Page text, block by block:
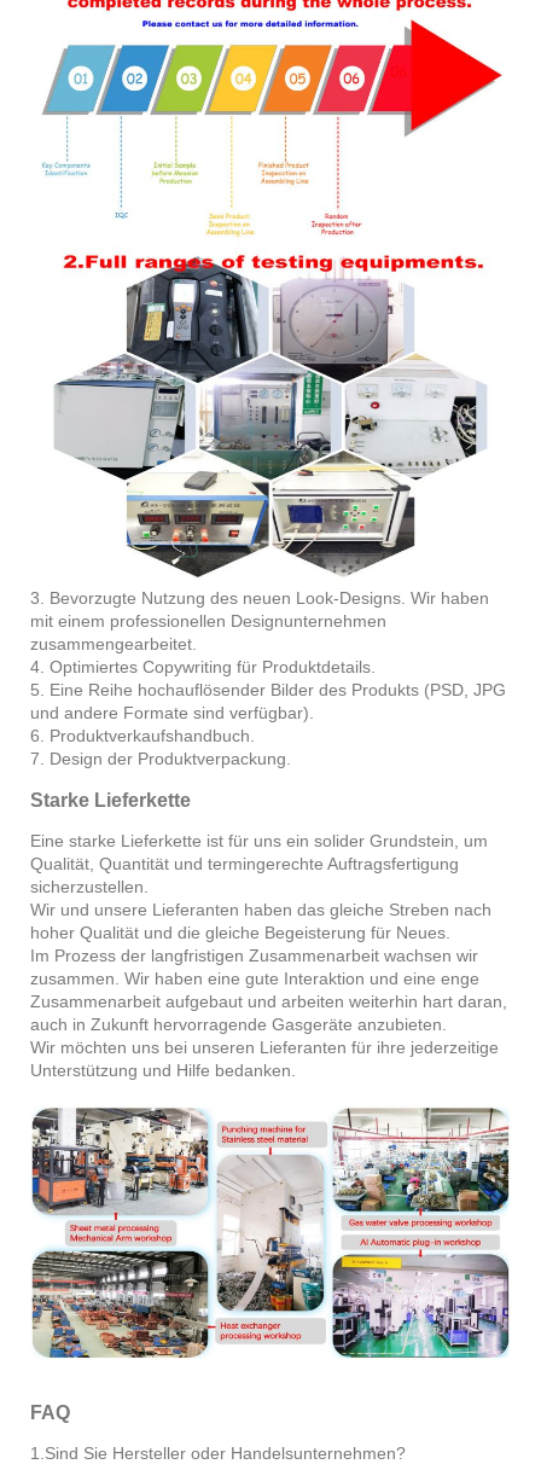
3. Bevorzugte Nutzung des neuen Look-Designs. Wir haben
mit einem professionellen Designunternehmen
zusammengearbeitet.
4. Optimiertes Copywriting für Produktdetails.
5. Eine Reihe hochauflösender Bilder des Produkts (PSD, JPG
und andere Formate sind verfügbar).
6. Produktverkaufshandbuch.
7. Design der Produktverpackung.
Starke Lieferkette
Eine starke Lieferkette ist für uns ein solider Grundstein, um
Qualität, Quantität und termingerechte Auftragsfertigung
sicherzustellen.
Wir und unsere Lieferanten haben das gleiche Streben nach
hoher Qualität und die gleiche Begeisterung für Neues.
Im Prozess der langfristigen Zusammenarbeit wachsen wir
zusammen. Wir haben eine gute Interaktion und eine enge
Zusammenarbeit aufgebaut und arbeiten weiterhin hart daran,
auch in Zukunft hervorragende Gasgeräte anzubieten.
Wir möchten uns bei unseren Lieferanten für ihre jederzeitige
Unterstützung und Hilfe bedanken.
FAQ
1.Sind Sie Hersteller oder Handelsunternehmen?